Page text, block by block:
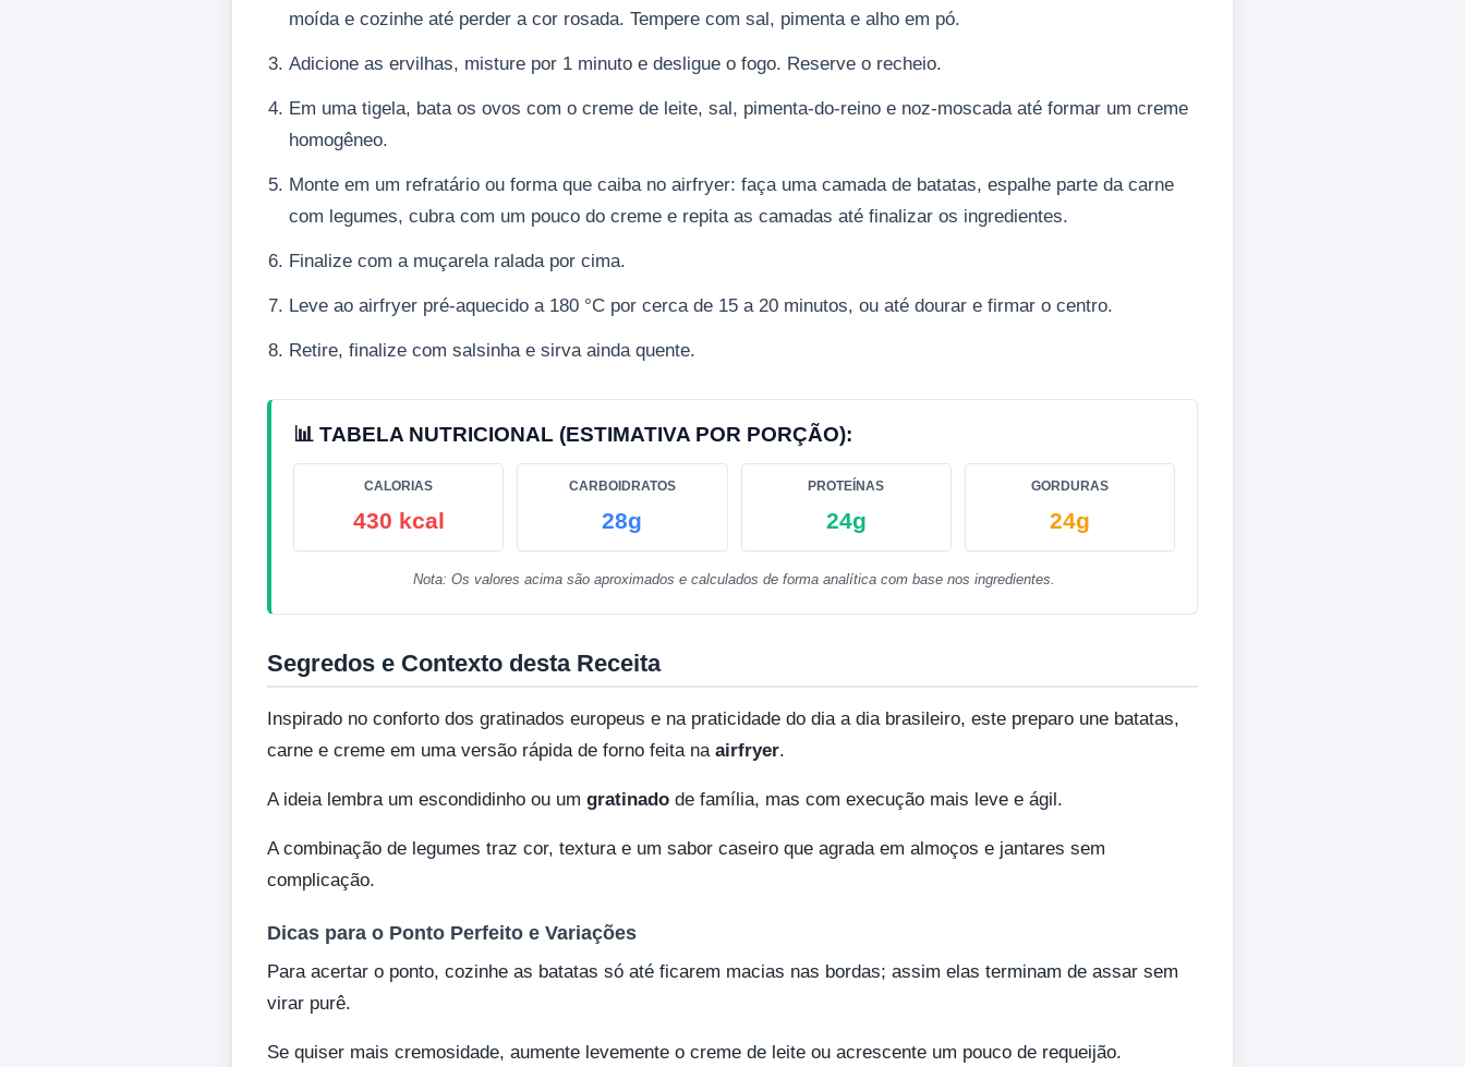
moída e cozinhe até perder a cor rosada. Tempere com sal, pimenta e alho em pó.
Adicione as ervilhas, misture por 1 minuto e desligue o fogo. Reserve o recheio.
Em uma tigela, bata os ovos com o creme de leite, sal, pimenta-do-reino e noz-moscada até formar um creme
homogêneo.
Monte em um refratário ou forma que caiba no airfryer: faça uma camada de batatas, espalhe parte da carne
com legumes, cubra com um pouco do creme e repita as camadas até finalizar os ingredientes.
Finalize com a muçarela ralada por cima.
Leve ao airfryer pré-aquecido a 180 °C por cerca de 15 a 20 minutos, ou até dourar e firmar o centro.
Retire, finalize com salsinha e sirva ainda quente.
📊 TABELA NUTRICIONAL (ESTIMATIVA POR PORÇÃO):
CALORIAS
430 kcal
CARBOIDRATOS
28g
PROTEÍNAS
24g
GORDURAS
24g
Nota: Os valores acima são aproximados e calculados de forma analítica com base nos ingredientes.
Segredos e Contexto desta Receita
Inspirado no conforto dos gratinados europeus e na praticidade do dia a dia brasileiro, este preparo une batatas,
carne e creme em uma versão rápida de forno feita na airfryer.
A ideia lembra um escondidinho ou um gratinado de família, mas com execução mais leve e ágil.
A combinação de legumes traz cor, textura e um sabor caseiro que agrada em almoços e jantares sem
complicação.
Dicas para o Ponto Perfeito e Variações
Para acertar o ponto, cozinhe as batatas só até ficarem macias nas bordas; assim elas terminam de assar sem
virar purê.
Se quiser mais cremosidade, aumente levemente o creme de leite ou acrescente um pouco de requeijão.